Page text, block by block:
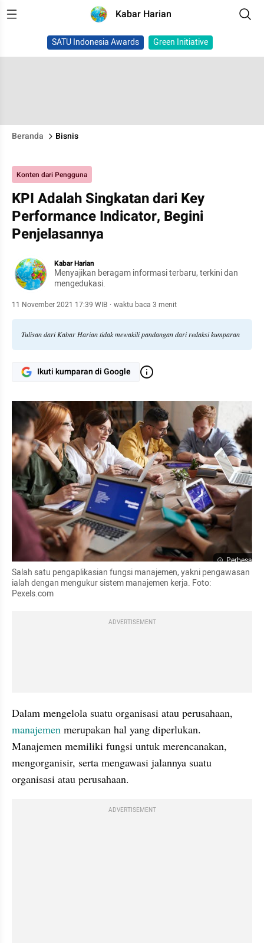
Kabar Harian
SATU Indonesia Awards Green Initiative
Beranda Bisnis
Konten dari Pengguna
KPI Adalah Singkatan dari Key
Performance Indicator, Begini
Penjelasannya
Kabar Harian
Menyajikan beragam informasi terbaru, terkini dan
mengedukasi.
11 November 2021 17:39 WIB · waktu baca 3 menit
Tulisan dari Kabar Harian tidak mewakili pandangan dari redaksi kumparan
Ikuti kumparan di Google
Perbesar
Salah satu pengaplikasian fungsi manajemen, yakni pengawasan
ialah dengan mengukur sistem manajemen kerja. Foto:
Pexels.com
ADVERTISEMENT
manajemen merupakan hal yang diperlukan.
Manajemen memiliki fungsi untuk merencanakan,
mengorganisir, serta mengawasi jalannya suatu
organisasi atau perusahaan.
ADVERTISEMENT